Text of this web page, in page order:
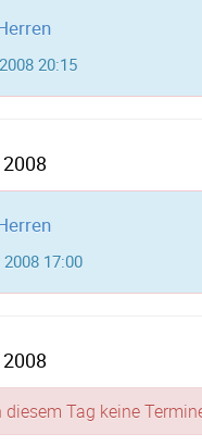
20:15
17:00
diesem Tag keine